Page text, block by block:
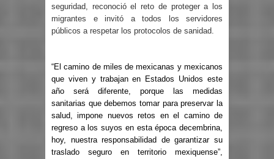
seguridad, reconoció el reto de proteger a los
migrantes e invitó a todos los servidores
públicos a respetar los protocolos de sanidad.
“El camino de miles de mexicanas y mexicanos
que viven y trabajan en Estados Unidos este
año será diferente, porque las medidas
sanitarias que debemos tomar para preservar la
salud, impone nuevos retos en el camino de
regreso a los suyos en esta época decembrina,
hoy, nuestra responsabilidad de garantizar su
traslado seguro en territorio mexiquense”,